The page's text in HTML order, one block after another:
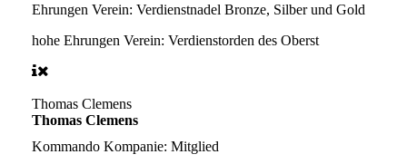
Ehrungen Verein: Verdienstnadel Bronze, Silber und Gold
hohe Ehrungen Verein: Verdienstorden des Oberst
Thomas Clemens
Thomas Clemens
Kommando Kompanie: Mitglied